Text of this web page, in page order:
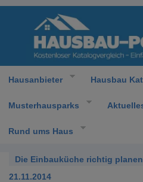
Hausanbieter Hausbau
Musterhausparks
Rund ums Haus
Die Einbauküche richtig planen
21.11.2014